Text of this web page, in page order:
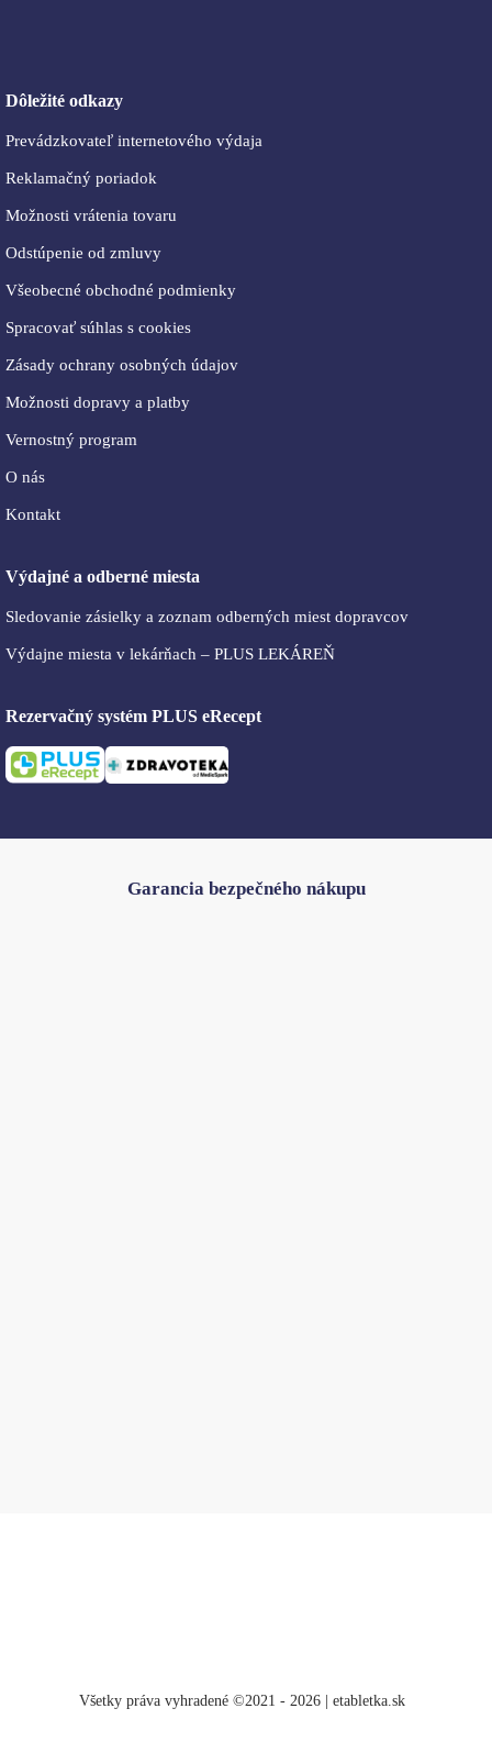
Dôležité odkazy
Prevádzkovateľ internetového výdaja
Reklamačný poriadok
Možnosti vrátenia tovaru
Odstúpenie od zmluvy
Všeobecné obchodné podmienky
Spracovať súhlas s cookies
Zásady ochrany osobných údajov
Možnosti dopravy a platby
Vernostný program
O nás
Kontakt
Výdajné a odberné miesta
Sledovanie zásielky a zoznam odberných miest dopravcov
Výdajne miesta v lekárňach – PLUS LEKÁREŇ
Rezervačný systém PLUS eRecept
Garancia bezpečného nákupu
Všetky práva vyhradené ©2021 - 2026 | etabletka.sk